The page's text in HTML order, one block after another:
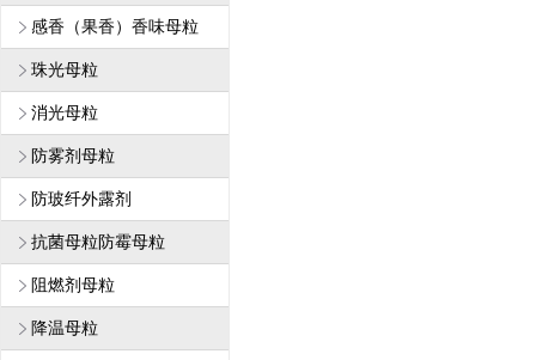
感香（果香）香味母粒
珠光母粒
消光母粒
防雾剂母粒
防玻纤外露剂
抗菌母粒防霉母粒
阻燃剂母粒
降温母粒